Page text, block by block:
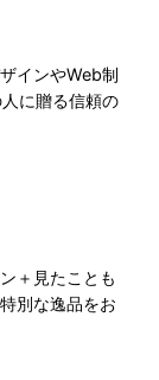
インやWeb制
に贈る信頼の
＋見たことも
別な逸品をお